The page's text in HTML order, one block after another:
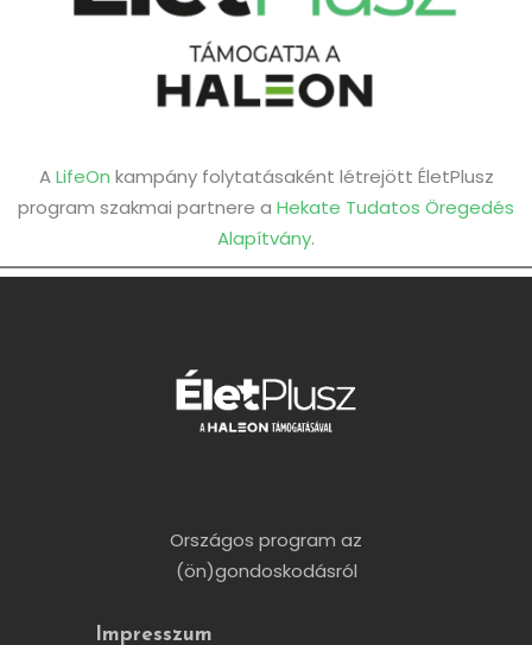
ALifeOn kampány folytatásaként létrejött ÉletPlusz
program szakmai partnere a Hekate Tudatos Öregedés
Alapítvány.
Országos program az
(ön)gondoskodásról
Impresszum